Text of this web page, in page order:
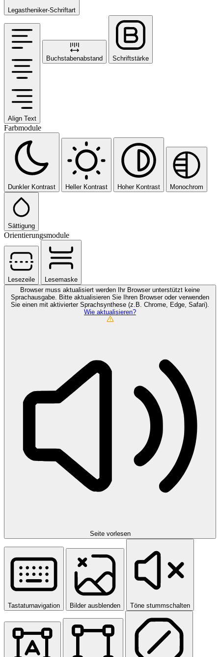
Legastheniker-Schriftart
Align Text
Buchstabenabstand Schriftstärke
Farbmodule
Dunkler Kontrast Heller Kontrast Hoher Kontrast Monochrom
Sättigung
Orientierungsmodule
Lesezeile
Lesemaske
Browser muss aktualisiert werden
Ihr Browser unterstützt keine
Sprachausgabe. Bitte aktualisieren Sie Ihren Browser oder verwenden
Sie einen mit aktivierter Sprachsynthese (z.B. Chrome, Edge, Safari).
Wie aktualisieren?
Seite vorlesen
Tastaturnavigation Bilder ausblenden Töne stummschalten